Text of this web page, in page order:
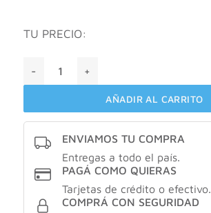
TU PRECIO:
AÑADIR AL CARRITO
ENVIAMOS TU COMPRA
Entregas a todo el país.
PAGÁ COMO QUIERAS
Tarjetas de crédito o efectivo.
COMPRÁ CON SEGURIDAD